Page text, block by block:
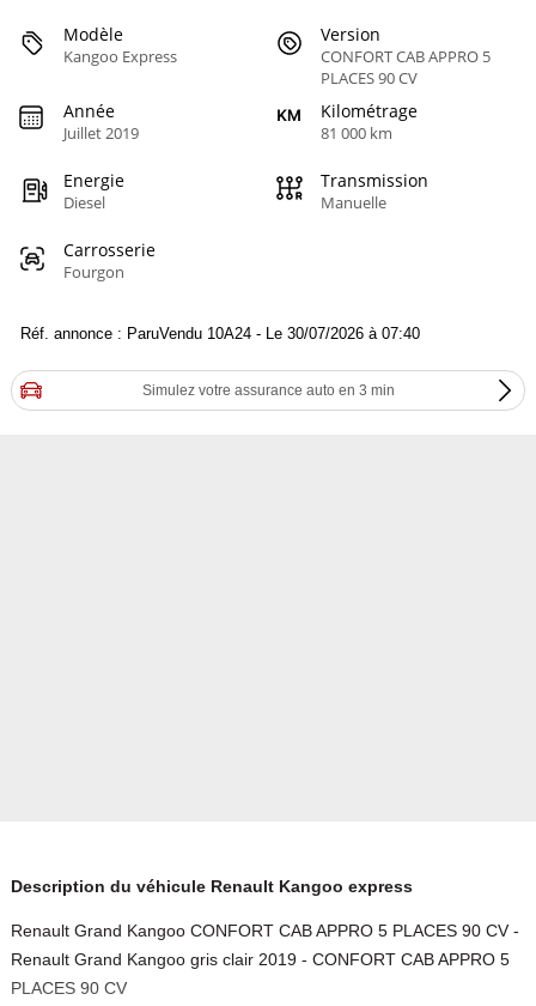
Modèle
Kangoo Express
Version
CONFORT CAB APPRO 5
PLACES 90 CV
Année
Juillet 2019
Kilométrage
81 000 km
Energie
Diesel
Transmission
Manuelle
Carrosserie
Fourgon
Réf. annonce : ParuVendu 10A24 - Le 30/07/2026 à 07:40
Simulez votre assurance auto en 3 min
Description du véhicule Renault Kangoo express
Renault Grand Kangoo CONFORT CAB APPRO 5 PLACES 90 CV -
Renault Grand Kangoo gris clair 2019 - CONFORT CAB APPRO 5
PLACES 90 CV